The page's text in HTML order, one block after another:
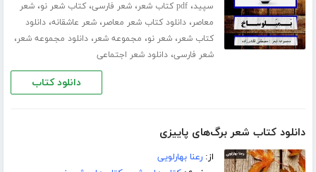
سپید،pdf کتاب شعر ،شعر فارسی،کتاب شعر نو،شعر
معاصر،دانلود کتاب شعر معاصر،شعر عاشقانه،دانلود
کتاب شعر،شعر نو، مجموعه شعر،دانلود مجموعه شعر،
شعر فارسی،دانلود شعر اجتماعی
دانلود کتاب
دانلود کتاب شعر برگ‌های پاییزی
از:رعنا بهارلویی